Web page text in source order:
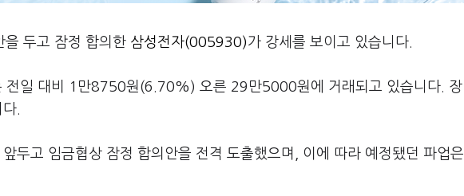
을 두고 잠정 합의한 삼성전자(005930)가 강세를 보이고 있습니다.
전일 대비 1만8750원(6.70%) 오른 29만5000원에 거래되고 있습니다. 장
.
두고 임금협상 잠정 합의안을 전격 도출했으며, 이에 따라 예정됐던 파업은